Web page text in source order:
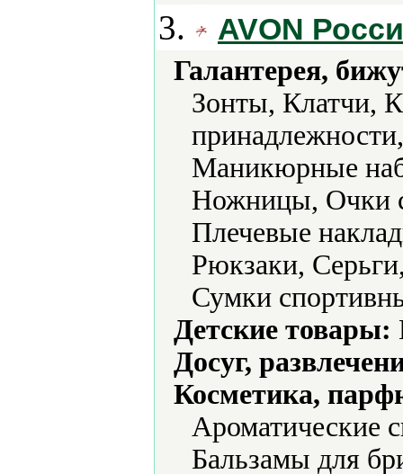
3. AVON
Галантерея,
Зонты, Клатчи,
Маникюрные
Ножницы, Очки
Плечевые
Рюкзаки,
Сумки
Детские товары:
Досуг,
Косметика,
Ароматические
Бальзамы для